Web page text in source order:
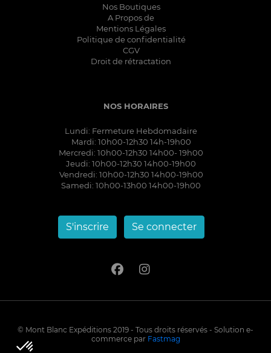
Nos Boutiques
A Propos de
Mentions Légales
Politique de confidentialité
CGV
Droit de rétractation
NOS HORAIRES
Lundi: Fermeture Hebdomadaire
Mardi: 10h00-12h30 14h-19h00
Mercredi: 10h00-12h30 14h00- 19h00
Jeudi: 10h00-12h30 14h00-19h00
Vendredi: 10h00-12h30 14h00-19h00
Samedi: 10h00-13h00 14h00-19h00
S'inscrire Se connecter
© Mont Blanc Expéditions 2019 - Tous droits réservés - Solution e-
commerce par Fastmag